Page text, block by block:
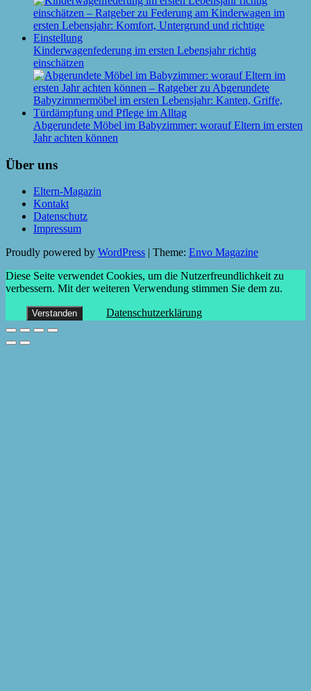
Kinderwagenfederung im ersten Lebensjahr richtig
einschätzen
Abgerundete Möbel im Babyzimmer: worauf Eltern im ersten
Jahr achten können
Über uns
Eltern-Magazin
Kontakt
Datenschutz
Impressum
Proudly powered by WordPress Theme: Envo Magazine
Diese Seite verwendet Cookies, um die Nutzerfreundlichkeit zu
verbessern. Mit der weiteren Verwendung stimmen Sie dem zu.
Verstanden Datenschutzerklärung